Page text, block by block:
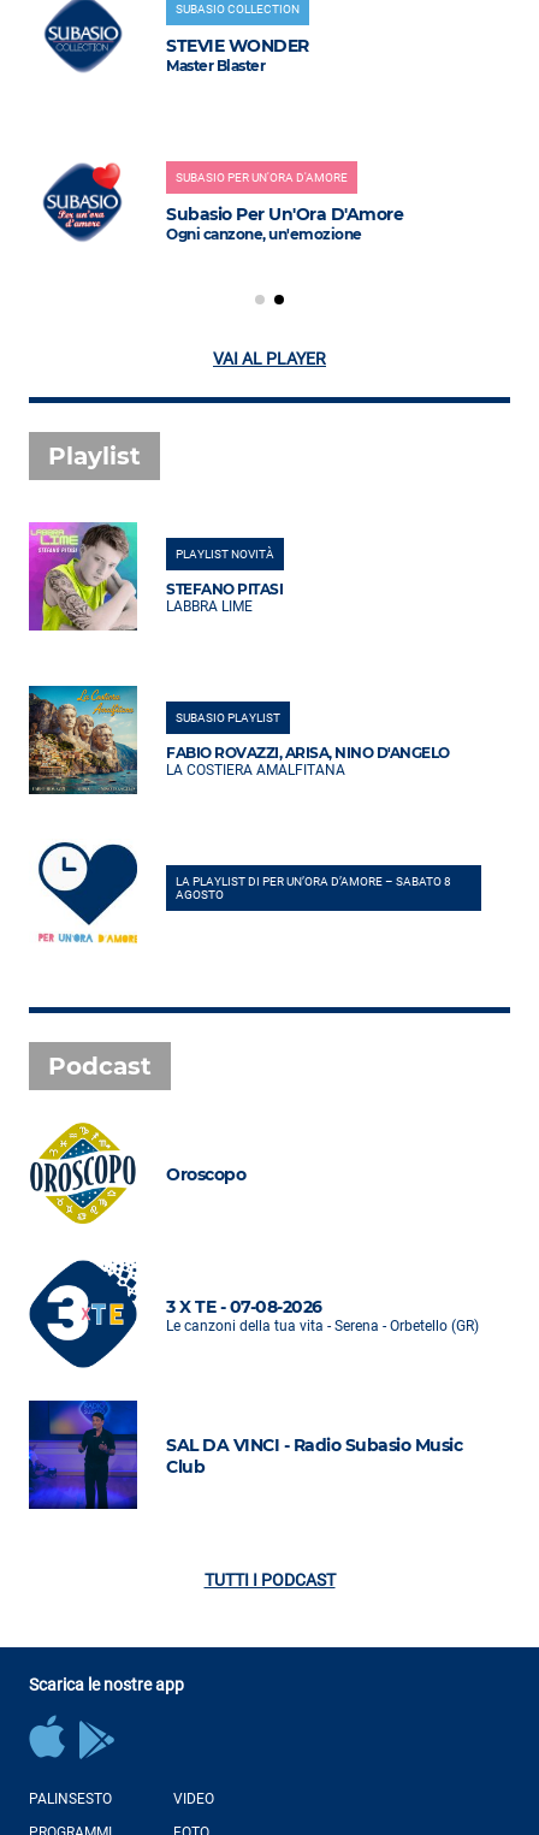
SUBASIO COLLECTION
STEVIE WONDER
Master Blaster
SUBASIO PER UN'ORA D'AMORE
Subasio Per Un'Ora D'Amore
Ogni canzone, un'emozione
VAI AL PLAYER
Playlist
PLAYLIST NOVITÀ
STEFANO PITASI
LABBRA LIME
SUBASIO PLAYLIST
FABIO ROVAZZI, ARISA, NINO D'ANGELO
LA COSTIERA AMALFITANA
LA PLAYLIST DI PER UN’ORA D’AMORE – SABATO 8
AGOSTO
Podcast
Oroscopo
3 X TE - 07-08-2026
Le canzoni della tua vita - Serena - Orbetello (GR)
SAL DA VINCI - Radio Subasio Music
Club
TUTTI I PODCAST
Scarica le nostre app
PALINSESTO
VIDEO